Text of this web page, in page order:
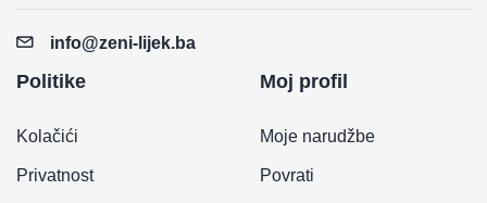
info@zeni-lijek.ba
Politike
Kolačići
Privatnost
Moj profil
Moje narudžbe
Povrati